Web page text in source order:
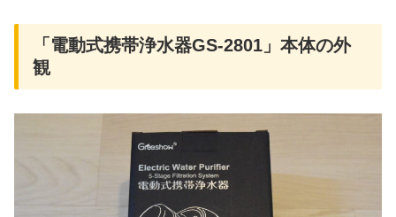
「電動式携帯浄水器GS-2801」本体の外
観